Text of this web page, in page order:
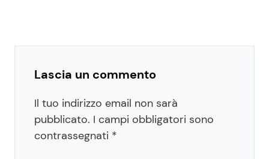
Lascia un commento
Il tuo indirizzo email non sarà
pubblicato. I campi obbligatori sono
contrassegnati *